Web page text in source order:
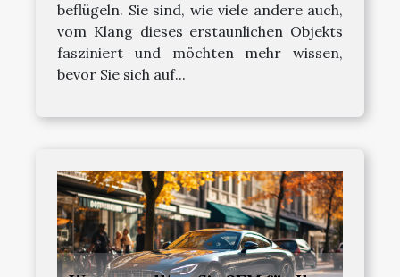
beflügeln. Sie sind, wie viele andere auch,
vom Klang dieses erstaunlichen Objekts
fasziniert und möchten mehr wissen,
bevor Sie sich auf...